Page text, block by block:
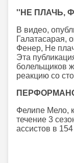
''НЕ ПЛАЧЬ,
В видео,
Галатасарая,
Фенер, Не
Эта
болельщиков
реакцию со
Фелипе Мело,
течение 3
ассистов в